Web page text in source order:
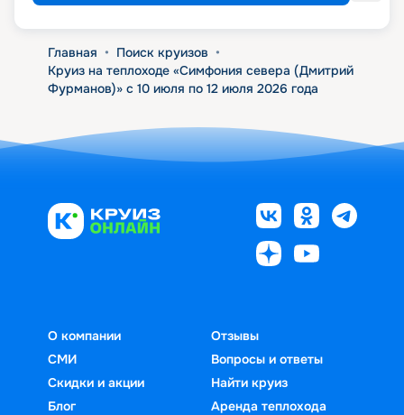
Главная • Поиск круизов •
Круиз на теплоходе «Симфония севера (Дмитрий
Фурманов)» с 10 июля по 12 июля 2026 года
О компании
СМИ
Скидки и акции
Блог
Отзывы
Вопросы и ответы
Найти круиз
Аренда теплохода